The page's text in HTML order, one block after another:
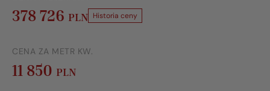
378 726 PLN Historia ceny
CENA ZA METR KW.
11 850 PLN